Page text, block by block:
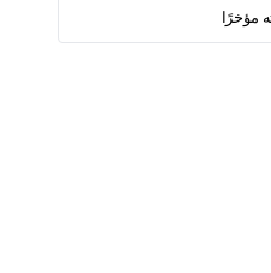
مؤخرًا